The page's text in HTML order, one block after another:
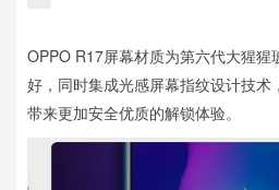
OPPO R17屏幕材质为第六代大猩猩
好，同时集成光感屏幕指纹设计技术
带来更加安全优质的解锁体验。